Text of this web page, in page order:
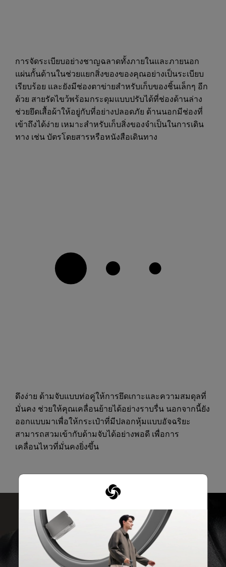
การจัดระเบียบอย่างชาญฉลาดทั้งภายในและภายนอก
แผ่นกั้นด้านในช่วยแยกสิ่งของของคุณอย่างเป็นระเบียบ
เรียบร้อย และยังมีช่องตาข่ายสำหรับเก็บของชิ้นเล็กๆ อีก
ด้วย สายรัดไขว้พร้อมกระดุมแบบปรับได้ที่ช่องด้านล่าง
ช่วยยึดเสื้อผ้าให้อยู่กับที่อย่างปลอดภัย ด้านนอกมีช่องที่
เข้าถึงได้ง่าย เหมาะสำหรับเก็บสิ่งของจำเป็นในการเดิน
ทาง เช่น บัตรโดยสารหรือหนังสือเดินทาง
ดึงง่าย ด้ามจับแบบท่อคู่ให้การยึดเกาะและความสมดุลที่
มั่นคง ช่วยให้คุณเคลื่อนย้ายได้อย่างราบรื่น นอกจากนี้ยัง
ออกแบบมาเพื่อให้กระเป๋าที่มีปลอกหุ้มแบบอัจฉริยะ
สามารถสวมเข้ากับด้ามจับได้อย่างพอดี เพื่อการ
เคลื่อนไหวที่มั่นคงยิ่งขึ้น